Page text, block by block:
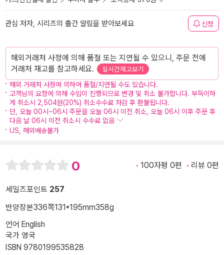
관심 저자, 시리즈의 출간 알림을 받아보세요 신청
해외거래처 사정에 의해 품절 또는 지연될 수 있으니, 주문 전에
거래처 재고를 참고하세요.
실시간재고보기
해외 거래처 사정에 의하여 품절/지연될 수도 있습니다.
고객님의 요청에 의해 수입이 진행되므로 변경 및 취소 불가합니다. 부득이하
게 취소시 2,504원(20%) 취소수수료 차감 후 환불됩니다.
단, 오늘 00시~06시 주문을 오늘 06시 이전 취소, 오늘 06시 이후 주문 후
다음 날 06시 이전 취소시 수수료 없음
US, 해외배송불가
0 100자평 0편 리뷰 0편
세일즈포인트 257
반양장본336쪽131*195mm358g
언어 English
국가 영국
ISBN 9780199535828